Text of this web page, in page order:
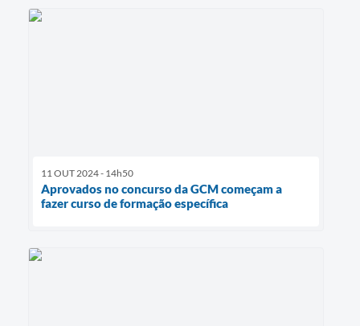
11 OUT 2024 - 14h50
Aprovados no concurso da GCM começam a
fazer curso de formação específica